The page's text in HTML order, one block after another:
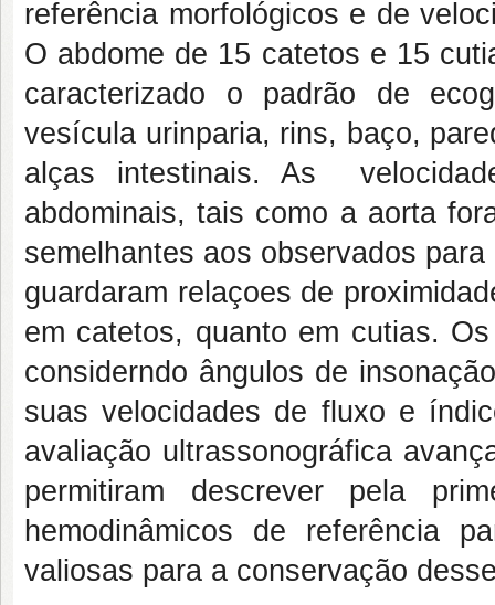
referência morfológicos e de
O abdome de 15 catetos e 15
caracterizado o padrão de
vesícula urinparia, rins, baço,
alças intestinais. As
abdominais, tais como a aorta
semelhantes aos observados
guardaram relaçoes de
em catetos, quanto em cutias.
considerndo ângulos de
suas velocidades de fluxo e
avaliação ultrassonográfica
permitiram descrever pela
hemodinâmicos de referência
valiosas para a conservação